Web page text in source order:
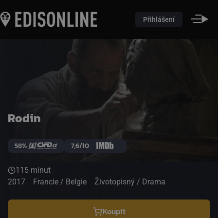
Přihlášení
Rodin
58% 7,6/10
115 minut
2017
Francie / Belgie Životopisný / Drama
Koupit